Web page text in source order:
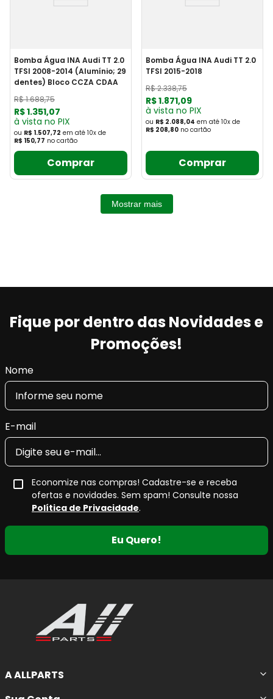
Bomba Água INA Audi TT 2.0
TFSI 2008-2014 (Alumínio; 29
dentes) Bloco CCZA CDAA
R$1.688,75
R$1.351,07
à vista no PIX
ou R$ 1.507,72 em até 10x de
R$ 150,77 no cartão
Comprar
Bomba Água INA Audi TT 2.0
TFSI 2015-2018
R$2.338,75
R$1.871,09
à vista no PIX
ou R$ 2.088,04 em até 10x de
R$ 208,80 no cartão
Comprar
Mostrar mais
Fique por dentro das Novidades e
Promoções!
Nome
E-mail
Economize nas compras! Cadastre-se e receba
ofertas e novidades. Sem spam! Consulte nossa
Política de Privacidade.
Eu Quero!
A ALLPARTS